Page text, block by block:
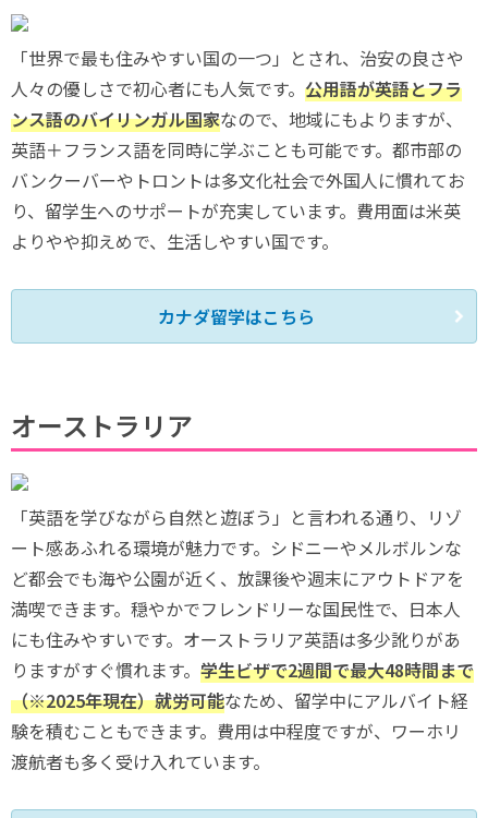
「世界で最も住みやすい国の一つ」とされ、治安の良さや
人々の優しさで初心者にも人気です。 公用語が英語とフラ
ンス語のバイリンガル国家なので、地域にもよりますが、
英語＋フランス語を同時に学ぶことも可能です。都市部の
バンクーバーやトロントは多文化社会で外国人に慣れてお
り、留学生へのサポートが充実しています。費用面は米英
よりやや抑えめで、生活しやすい国です。
カナダ留学はこちら
オーストラリア
「英語を学びながら自然と遊ぼう」と言われる通り、リゾ
ート感あふれる環境が魅力です。シドニーやメルボルンな
ど都会でも海や公園が近く、放課後や週末にアウトドアを
満喫できます。穏やかでフレンドリーな国民性で、日本人
にも住みやすいです。オーストラリア英語は多少訛りがあ
りますがすぐ慣れます。 学生ビザで2週間で最大48時間まで
（※2025年現在）就労可能なため、留学中にアルバイト経
験を積むこともできます。費用は中程度ですが、ワーホリ
渡航者も多く受け入れています。